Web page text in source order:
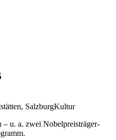
SalzburgKultur
– u. a. zwei Nobelpreisträger-